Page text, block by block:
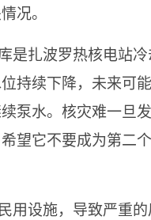
况。
是扎波罗热核电站
持续下降，未来可
泵水。核灾难一旦
望它不要成为第二
用设施，导致严重